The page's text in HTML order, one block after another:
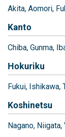
Akita Aomori
Kanto
Chiba Gunma
Hokuriku
Fukui Ishikawa
Koshinetsu
Nagano Niigata